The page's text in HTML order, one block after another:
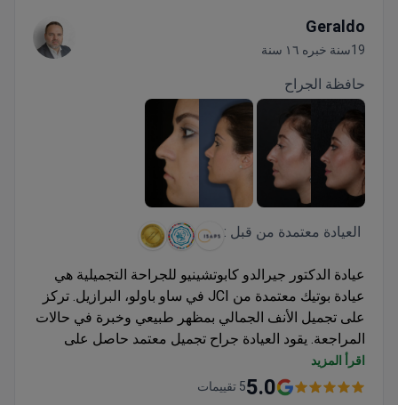
Geraldo
19سنة خبره ١٦ سنة
حافظة الجراح
العيادة معتمدة من قبل :
عيادة الدكتور جيرالدو كابوتشينيو للجراحة التجميلية هي
عيادة بوتيك معتمدة من JCI في ساو باولو، البرازيل. تركز
على تجميل الأنف الجمالي بمظهر طبيعي وخبرة في حالات
المراجعة. يقود العيادة جراح تجميل معتمد حاصل على
تدريب في جراحة الوجه والفكين وعضوية ISAPS.
نهج جراحة الأنف الهيكلية يقلل من التضيق والانهيار
اقرأ المزيد
5.05 تقييمات